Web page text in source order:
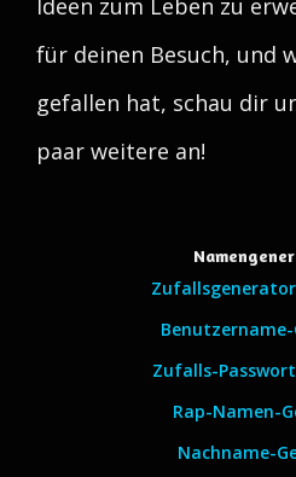
Ideen zum Leben zu
für deinen Besuch, und
gefallen hat, schau dir
paar weitere an!
Zufalls-
Rap-Namen-
Nachname-